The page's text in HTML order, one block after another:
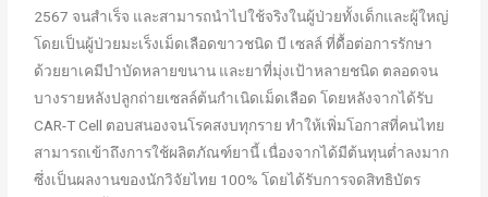
2567 จนสำเร็จ และสามารถนำไปใช้จริงในผู้ป่วยทั้งเด็กและผู้ใหญ่
โดยเป็นผู้ป่วยมะเร็งเม็ดเลือดขาวชนิด บี เซลล์ ที่ดื้อต่อการรักษา
ด้วยยาเคมีบำบัดหลายขนาน และยาที่มุ่งเป้าหลายชนิด ตลอดจน
บางรายหลังปลูกถ่ายเซลล์ต้นกำเนิดเม็ดเลือด โดยหลังจากได้รับ
CAR-T Cell ตอบสนองจนโรคสงบทุกราย ทำให้เพิ่มโอกาสที่คนไทย
สามารถเข้าถึงการใช้ผลิตภัณฑ์ยานี้ เนื่องจากได้มีต้นทุนต่ำลงมาก
ซึ่งเป็นผลงานของนักวิจัยไทย 100% โดยได้รับการจดสิทธิบัตร